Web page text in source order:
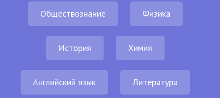
Обществознание Физика
История Химия
Английский язык Литература